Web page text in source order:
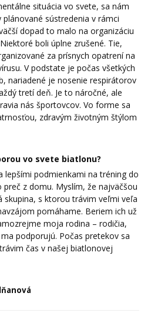
situácia vo svete, sa nám
sústredenia v rámci
dopad to malo na organizáciu
boli úplne zrušené. Tie,
za prísnych opatrení na
V podstate je počas všetkých
nariadené je nosenie respirátorov
tretí deň. Je to náročné, ale
nás športovcov. Vo forme sa
zdravým životným štýlom
vo svete biatlonu?
lepšími podmienkami na tréning do
z domu. Myslím, že najväčšou
s ktorou trávim veľmi veľa
pomáhame. Beriem ich už
moja rodina – rodičia,
podporujú. Počas pretekov sa
čas v našej biatlonovej